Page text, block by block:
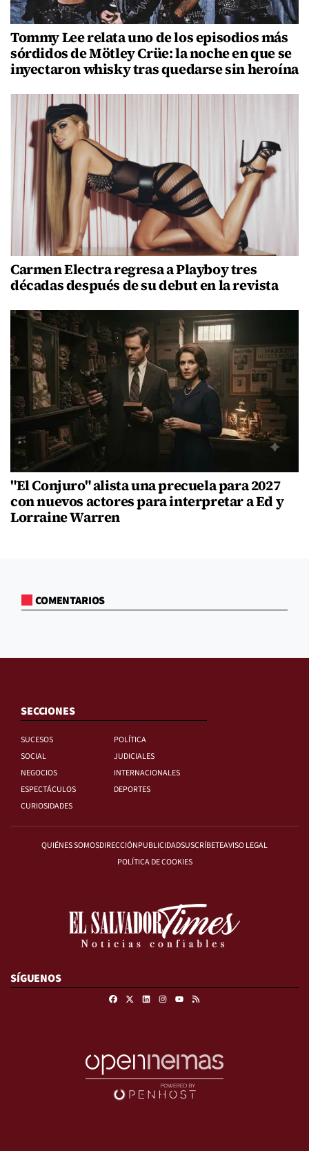
Tommy Lee relata uno de los episodios más
sórdidos de Mötley Crüe: la noche en que se
inyectaron whisky tras quedarse sin heroína
Carmen Electra regresa a Playboy tres
décadas después de su debut en la revista
"El Conjuro" alista una precuela para 2027
con nuevos actores para interpretar a Ed y
Lorraine Warren
COMENTARIOS
SECCIONES
SUCESOS
POLÍTICA
SOCIAL
JUDICIALES
NEGOCIOS
INTERNACIONALES
ESPECTÁCULOS
DEPORTES
CURIOSIDADES
QUIÉNES SOMOSDIRECCIÓNPUBLICIDADSUSCRÍBETEAVISO LEGAL
POLÍTICA DE COOKIES
SÍGUENOS
FacebookLinkedinInstagram